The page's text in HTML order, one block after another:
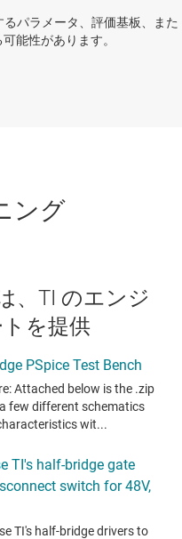
パラメータ、評価基板、また
能性があります。
ング
、TI のエンジ
を提供